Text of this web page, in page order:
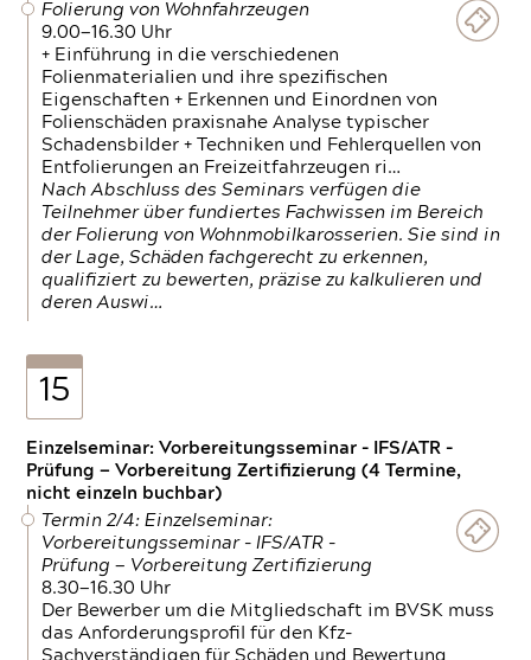
Folierung von Wohnfahrzeugen
9.00—16.30 Uhr
+ Einführung in die verschiedenen
Folienmaterialien und ihre spezifischen
Eigenschaften + Erkennen und Einordnen von
Folienschäden praxisnahe Analyse typischer
Schadensbilder + Techniken und Fehlerquellen von
Entfolierungen an Freizeitfahrzeugen ri…
Nach Abschluss des Seminars verfügen die
Teilnehmer über fundiertes Fachwissen im Bereich
der Folierung von Wohnmobilkarosserien. Sie sind in
der Lage, Schäden fachgerecht zu erkennen,
qualifiziert zu bewerten, präzise zu kalkulieren und
deren Auswi…
15
Einzelseminar: Vorbereitungsseminar - IFS/ATR -
Prüfung — Vorbereitung Zertifizierung (4 Termine,
nicht einzeln buchbar)
Termin 2/4: Einzelseminar:
Vorbereitungsseminar - IFS/ATR -
Prüfung — Vorbereitung Zertifizierung
8.30—16.30 Uhr
Der Bewerber um die Mitgliedschaft im BVSK muss
das Anforderungsprofil für den Kfz-
Sachverständigen für Schäden und Bewertung